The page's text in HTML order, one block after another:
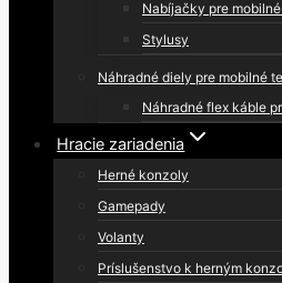
Nabíjačky pre
Stylusy
Náhradné diely pre mobilné
Náhradné flex káble
Hracie zariadenia
Herné konzoly
Gamepady
Volanty
Príslušenstvo k herným